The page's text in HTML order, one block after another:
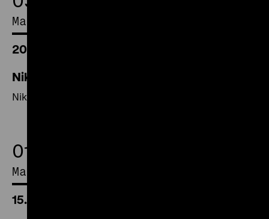
Mai 2016
20.00 Uhr
Nikudan/ Human Bullet
Nikudan/ Human Bullet
01.
Mai 2016
15.00 Uhr